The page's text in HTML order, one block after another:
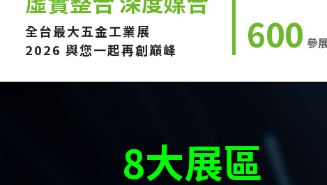
全台最大五金工業展
2026 與您一起再創巔峰
600 參
8大展區